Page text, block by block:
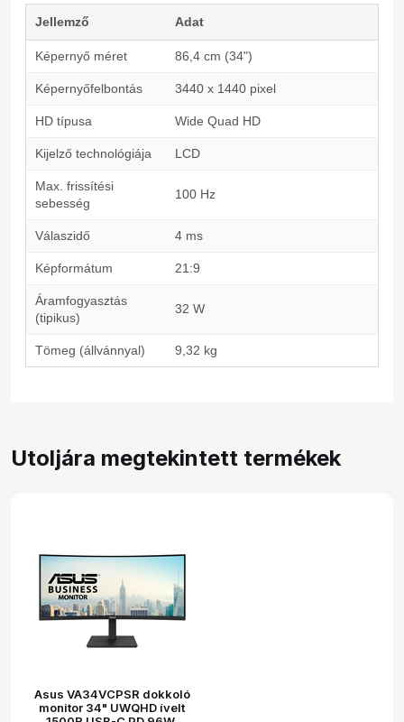
Jellemző Adat
Képernyő méret 86,4 cm (34")
Képernyőfelbontás 3440 x 1440 pixel
HD típusa Wide Quad HD
Kijelző technológiája LCD
Max. frissítési
sebesség
100 Hz
Válaszidő 4 ms
Képformátum 21:9
Áramfogyasztás
(tipikus)
32 W
Tömeg (állvánnyal) 9,32 kg
Utoljára megtekintett termékek
Asus VA34VCPSR dokkoló
monitor 34" UWQHD ívelt